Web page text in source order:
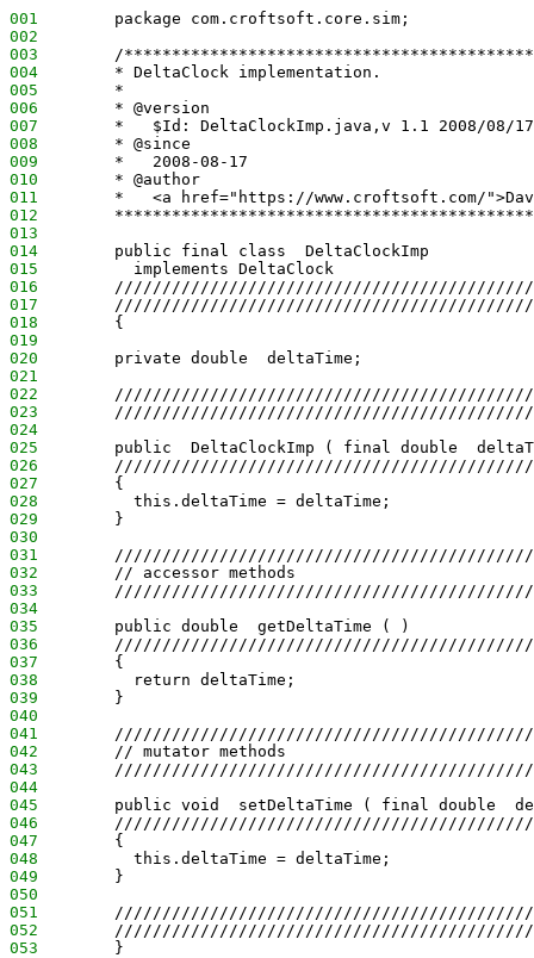
001
        package com.croftsoft.core.sim;
002
003
/
004
        * DeltaClock implementation.
005
        *
006
        * @version
007
*   $Id: DeltaClockImp.java,v 1.1 2008/08/
008
        * @since
009
        *   2008-08-17
010
        * @author
011
*   <a href="https://www.croftsoft.com/
012
013
014
        public final class  DeltaClockImp
015
          implements DeltaClock
016
017
018
        {
019
020
        private double  deltaTime;
021
022
023
024
025
public  DeltaClockImp ( final double
026
027
        {
028
          this.deltaTime = deltaTime;
029
        }
030
031
032
        // accessor methods
033
034
035
        public double  getDeltaTime ( )
036
037
        {
038
          return deltaTime;
039
        }
040
041
042
        // mutator methods
043
044
045
public void  setDeltaTime ( final double
046
047
        {
048
          this.deltaTime = deltaTime;
049
        }
050
051
052
053
        }